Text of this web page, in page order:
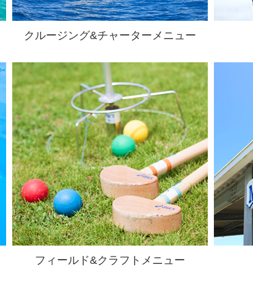
クルージング&チャーターメニュー
フィールド&クラフトメニュー